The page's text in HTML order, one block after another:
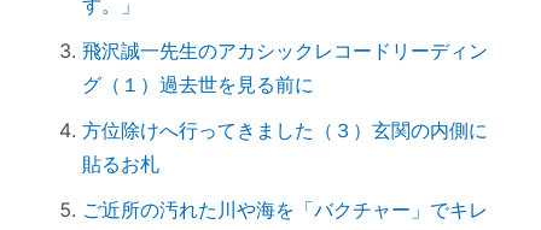
【ご感想｜カウンセリング】心配性の家族
も癒してもらいました
初詣に間に合わせるには、今がリサーチの
「氏神神社」と「産土神社」の違いは何で
すか？
「産土神社」の読み方は？ 意味や語源
す。」
飛沢誠一先生のアカシックレコードリーディン
グ（１）過去世を見る前に
方位除けへ行ってきました（３）玄関の内側に
貼るお札
ご近所の汚れた川や海を「バクチャー」でキレ